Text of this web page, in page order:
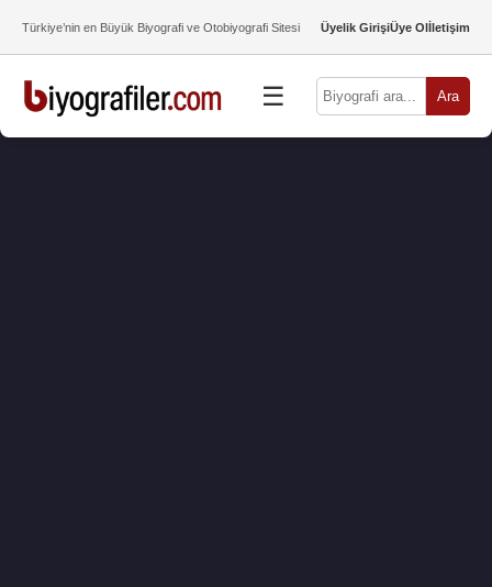
Türkiye’nin en Büyük Biyografi ve Otobiyografi Sitesi Üyelik GirişiÜye Olİletişim
☰ Ara